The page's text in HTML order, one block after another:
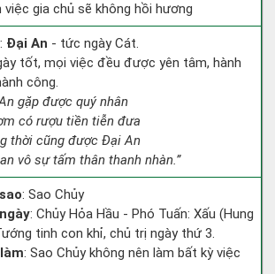
việc gia chủ sẽ không hồi hương
Đại An - tức ngày Cát.
tốt, mọi việc đều được yên tâm, hành
công.
gặp được quý nhân
có rượu tiền tiễn đưa
thời cũng được Đại An
vô sự tấm thân thanh nhàn.”
: Sao Chủy
: Chủy Hỏa Hầu - Phó Tuấn: Xấu (Hung
tinh con khỉ, chủ trị ngày thứ 3.
: Sao Chủy không nên làm bất kỳ việc